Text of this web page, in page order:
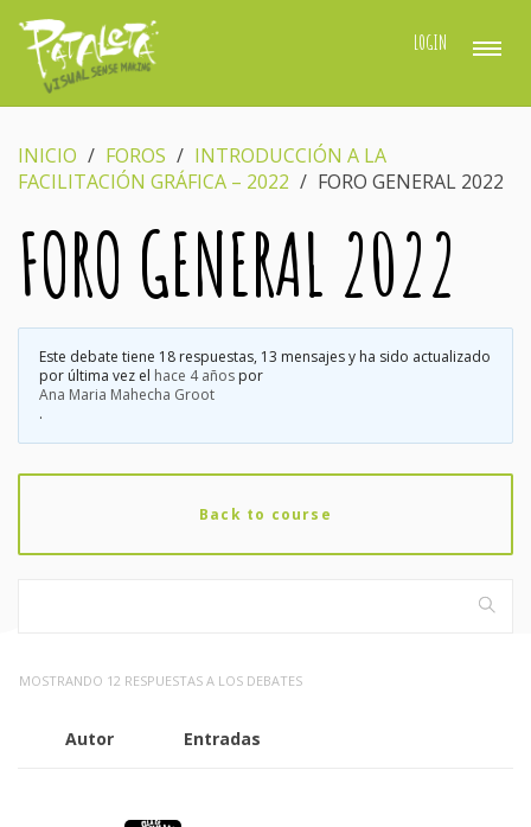
LOGIN
INICIO FOROS
INTRODUCCIÓN A LA
FACILITACIÓN GRÁFICA – 2022
FORO GENERAL 2022
FORO GENERAL 2022
Este debate tiene 18 respuestas, 13 mensajes y ha sido actualizado
por última vez el hace 4 años por
Ana Maria Mahecha Groot
.
Back to course
MOSTRANDO 12 RESPUESTAS A LOS DEBATES
Autor Entradas